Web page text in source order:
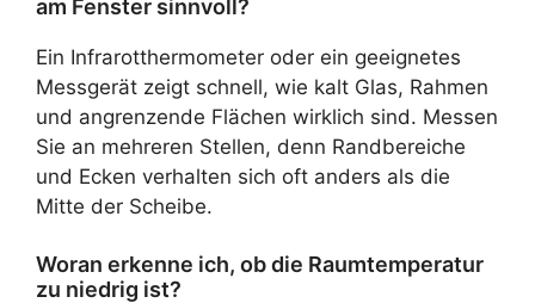
am Fenster sinnvoll?
Ein Infrarotthermometer oder ein geeignetes
Messgerät zeigt schnell, wie kalt Glas, Rahmen
und angrenzende Flächen wirklich sind. Messen
Sie an mehreren Stellen, denn Randbereiche
und Ecken verhalten sich oft anders als die
Mitte der Scheibe.
Woran erkenne ich, ob die Raumtemperatur
zu niedrig ist?